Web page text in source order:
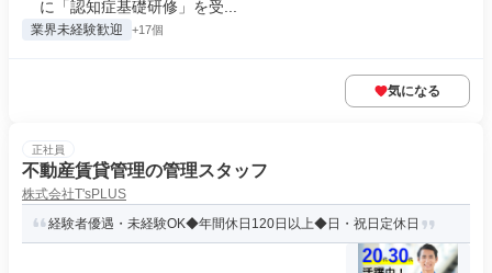
に「認知症基礎研修」を受...
業界未経験歓迎 +17個
気になる
正社員
不動産賃貸管理の管理スタッフ
株式会社T'sPLUS
経験者優遇・未経験OK◆年間休日120日以上◆日・祝日定休日